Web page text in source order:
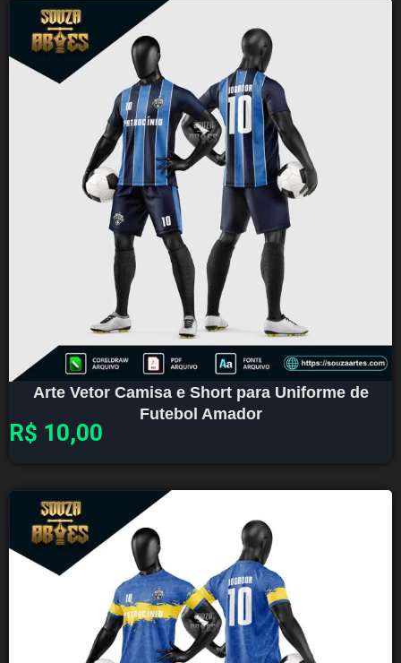
Arte Vetor Camisa e Short para Uniforme de
Futebol Amador
R$ 10,00